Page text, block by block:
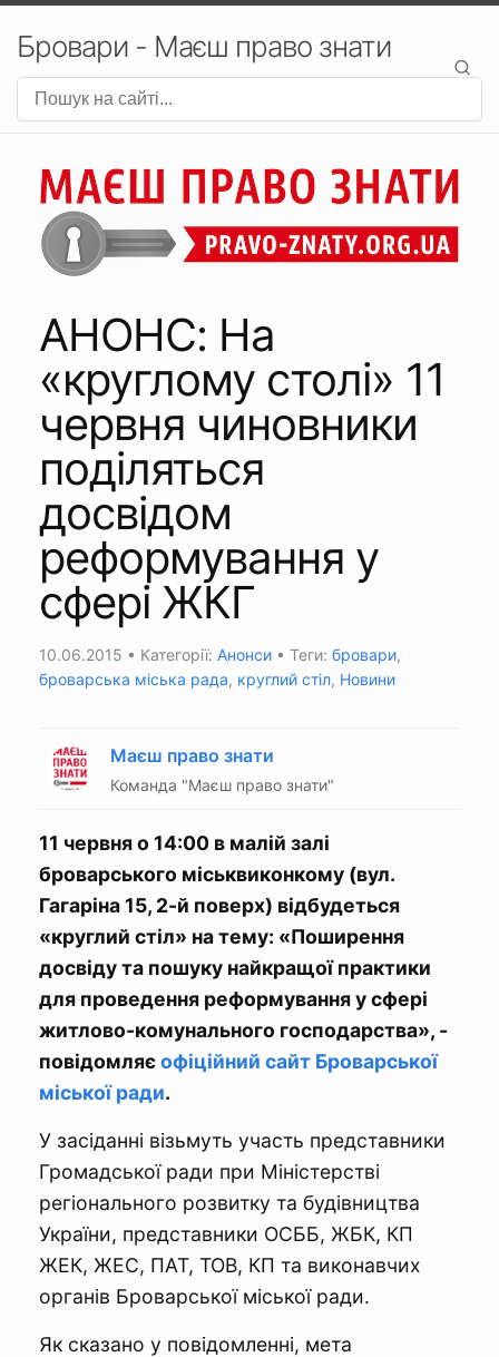
Бровари - Маєш право знати
АНОНС: На
«круглому столі» 11
червня чиновники
поділяться
досвідом
реформування у
сфері ЖКГ
10.06.2015 • Категорії: Анонси • Теги: бровари,
броварська міська рада, круглий стіл, Новини
Маєш право знати
Команда "Маєш право знати"
11 червня о 14:00 в малій залі
броварського міськвиконкому (вул.
Гагаріна 15, 2-й поверх) відбудеться
«круглий стіл» на тему: «Поширення
досвіду та пошуку найкращої практики
для проведення реформування у сфері
житлово-комунального господарства», -
повідомляєофіційний сайт Броварської
міської ради.
У засіданні візьмуть участь представники
Громадської ради при Міністерстві
регіонального розвитку та будівництва
України, представники ОСББ, ЖБК, КП
ЖЕК, ЖЕС, ПАТ, ТОВ, КП та виконавчих
органів Броварської міської ради.
Як сказано у повідомленні, мета